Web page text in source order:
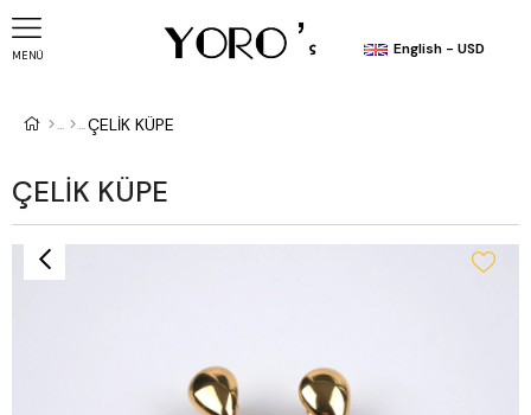
MENÜ English - USD
ÇELİK KÜPE
ÇELİK KÜPE